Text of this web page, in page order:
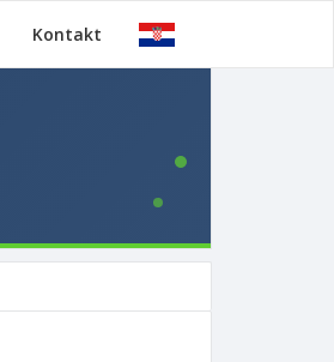
Kontakt